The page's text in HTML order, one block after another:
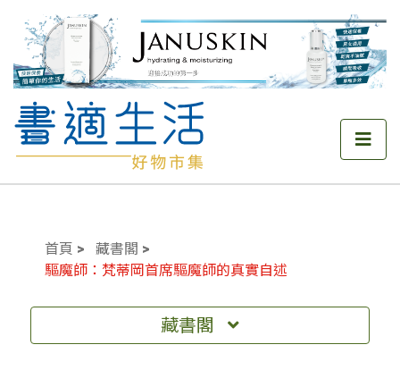
首頁
藏書閣
驅魔師：梵蒂岡首席驅魔師的真實自述
藏書閣